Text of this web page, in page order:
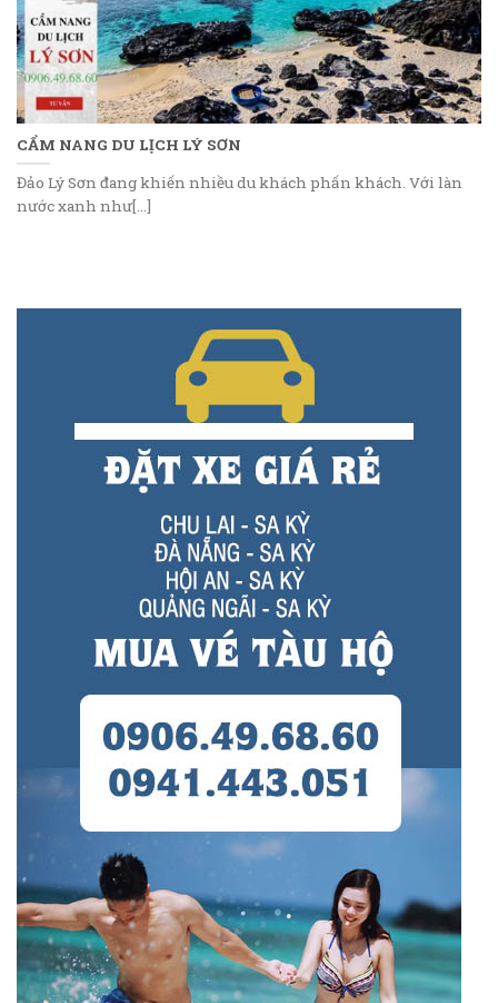
CẨM NANG DU LỊCH LÝ SƠN
Đảo Lý Sơn đang khiến nhiều du khách phấn khách. Với làn
nước xanh như[...]